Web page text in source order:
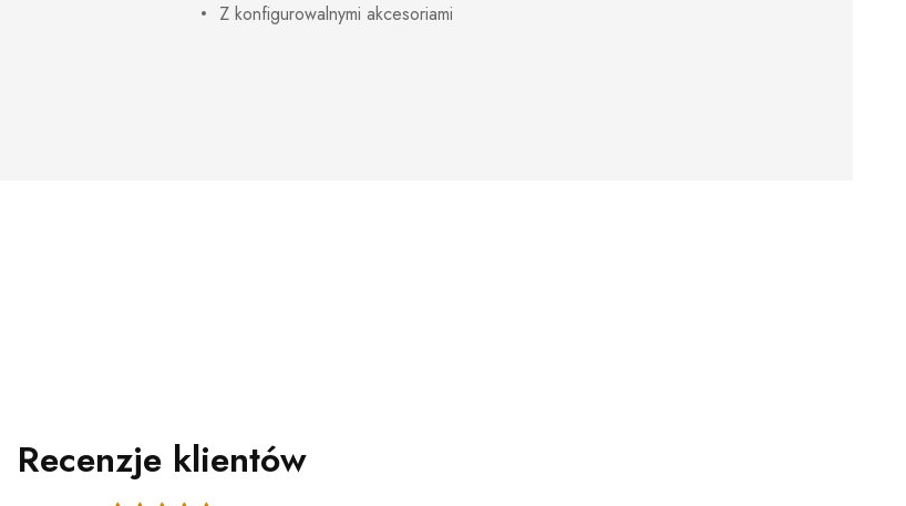
Z konfigurowalnymi akcesoriami
Recenzje klientów